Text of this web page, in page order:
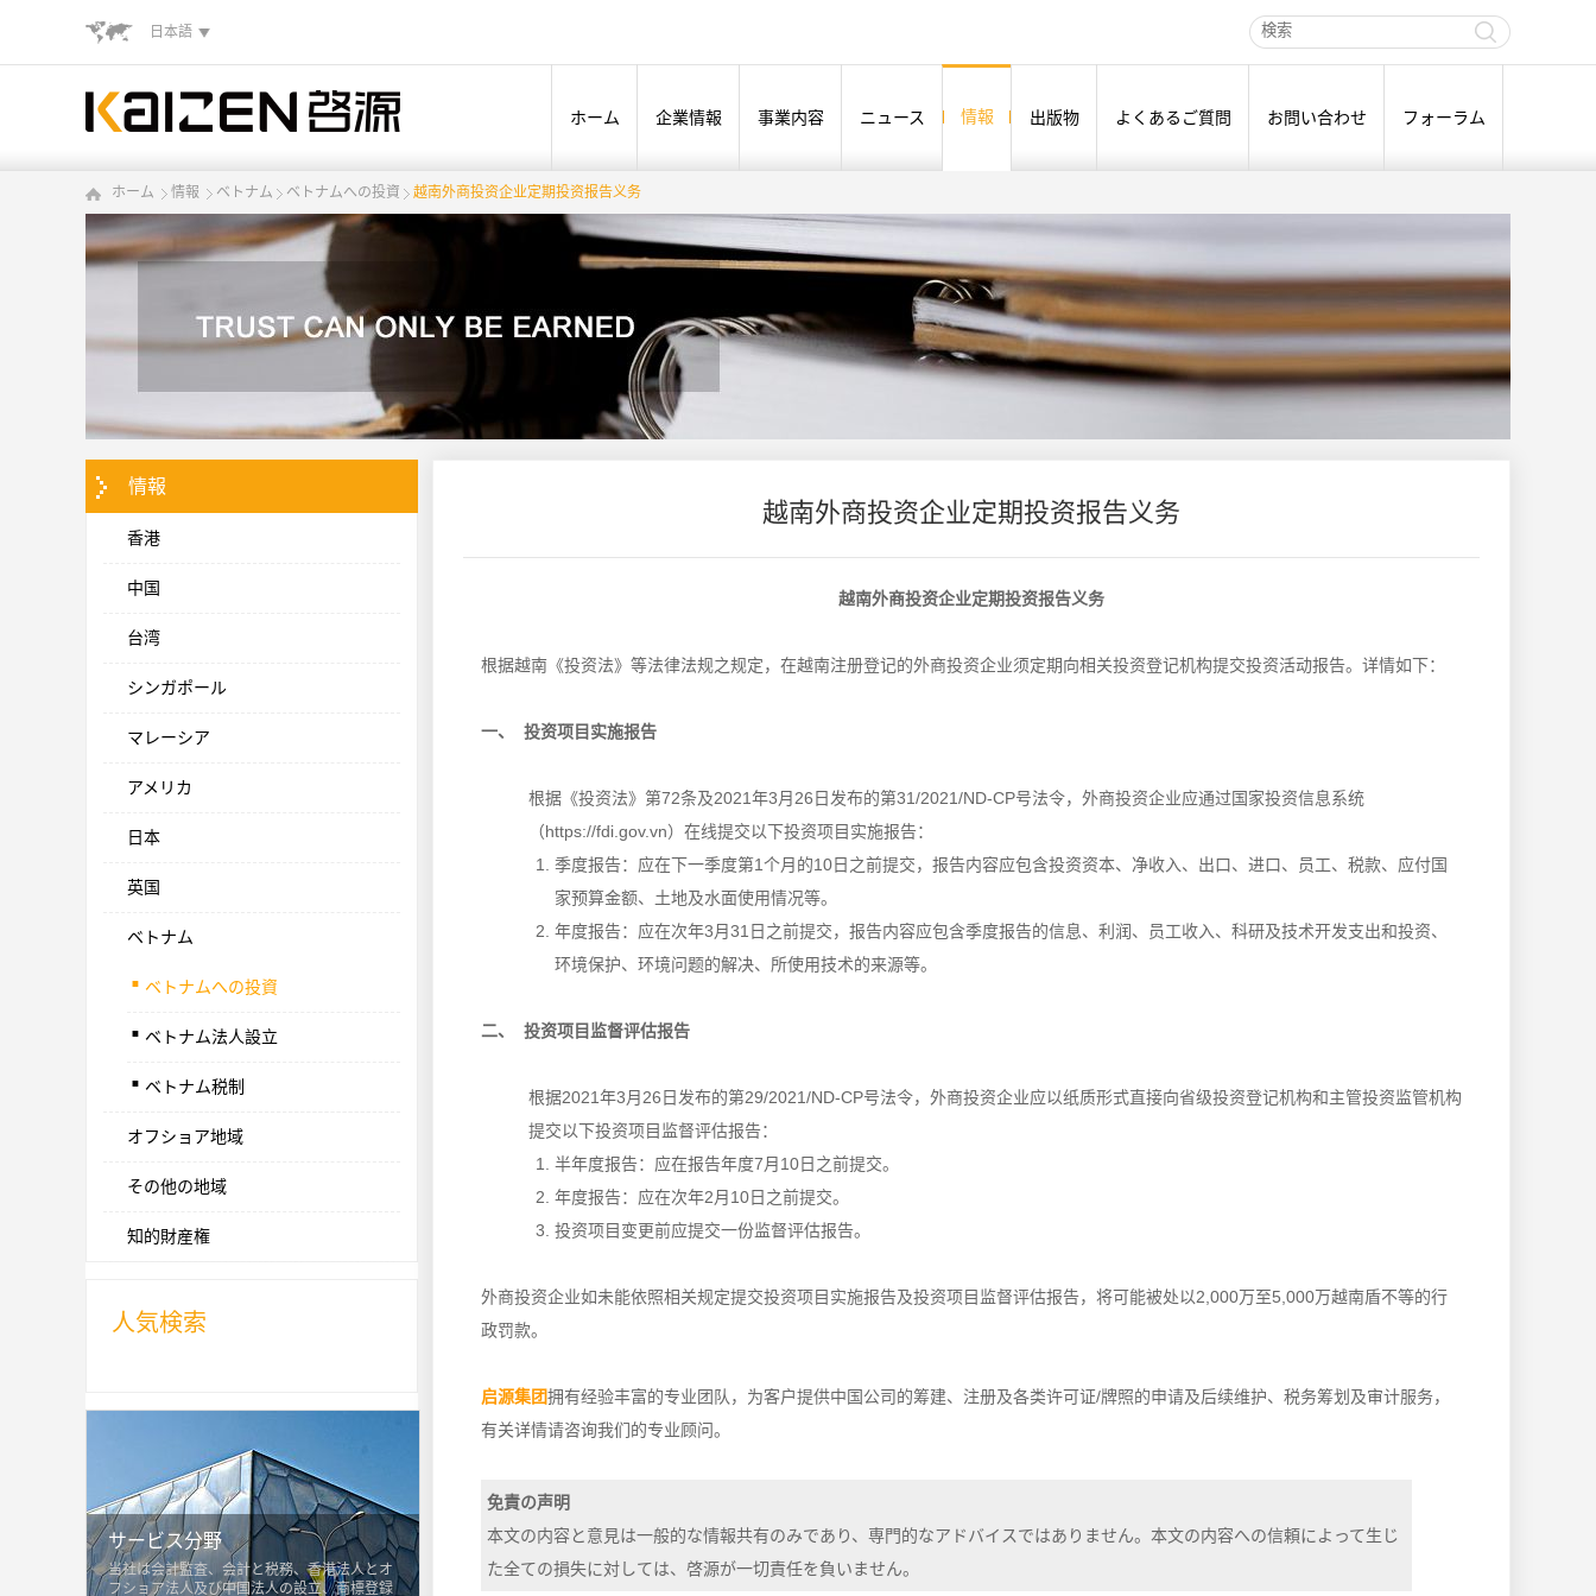
日本語
ホーム 企業情報 事業内容 ニュース 情報 出版物 よくあるご質問 お問い合わせ フォーラム
ホーム 情報 ベトナム ベトナムへの投資 越南外商投资企业定期投资报告义务
情報
香港
中国
台湾
シンガポール
マレーシア
アメリカ
日本
英国
ベトナム
. ベトナムへの投資
. ベトナム法人設立
. ベトナム税制
オフショア地域
その他の地域
知的財産権
人気検索
サービス分野
当社は会計監査、会計と税務、香港法人とオ
フショア法人及び中国法人の設立、商標登録
越南外商投资企业定期投资报告义务
越南外商投资企业定期投资报告义务
根据越南《投资法》等法律法规之规定，在越南注册登记的外商投资企业须定期向相关投资登记机构提交投资活动报告。详情如下：
一、 投资项目实施报告
根据《投资法》第72条及2021年3月26日发布的第31/2021/ND-CP号法令，外商投资企业应通过国家投资信息系统
（https://fdi.gov.vn）在线提交以下投资项目实施报告：
季度报告：应在下一季度第1个月的10日之前提交，报告内容应包含投资资本、净收入、出口、进口、员工、税款、应付国
家预算金额、土地及水面使用情况等。
年度报告：应在次年3月31日之前提交，报告内容应包含季度报告的信息、利润、员工收入、科研及技术开发支出和投资、
环境保护、环境问题的解决、所使用技术的来源等。
二、 投资项目监督评估报告
根据2021年3月26日发布的第29/2021/ND-CP号法令，外商投资企业应以纸质形式直接向省级投资登记机构和主管投资监管机构
提交以下投资项目监督评估报告：
半年度报告：应在报告年度7月10日之前提交。
年度报告：应在次年2月10日之前提交。
投资项目变更前应提交一份监督评估报告。
外商投资企业如未能依照相关规定提交投资项目实施报告及投资项目监督评估报告，将可能被处以2,000万至5,000万越南盾不等的行
政罚款。
启源集团拥有经验丰富的专业团队，为客户提供中国公司的筹建、注册及各类许可证/牌照的申请及后续维护、税务筹划及审计服务，
有关详情请咨询我们的专业顾问。
免責の声明
本文の内容と意見は一般的な情報共有のみであり、専門的なアドバイスではありません。本文の内容への信頼によって生じ
た全ての損失に対しては、啓源が一切責任を負いません。